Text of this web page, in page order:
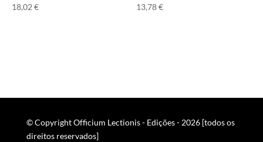
18,02 € 13,78€
© Copyright Officium Lectionis - Edições - 2026 [todos os
direitos reservados]